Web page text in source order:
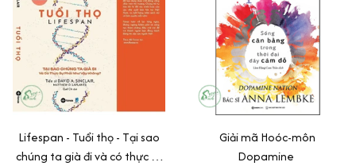
Lifespan - Tuổi thọ - Tại sao
chúng ta già đi và có thực sự
Giải mã Hoóc-môn
Dopamine